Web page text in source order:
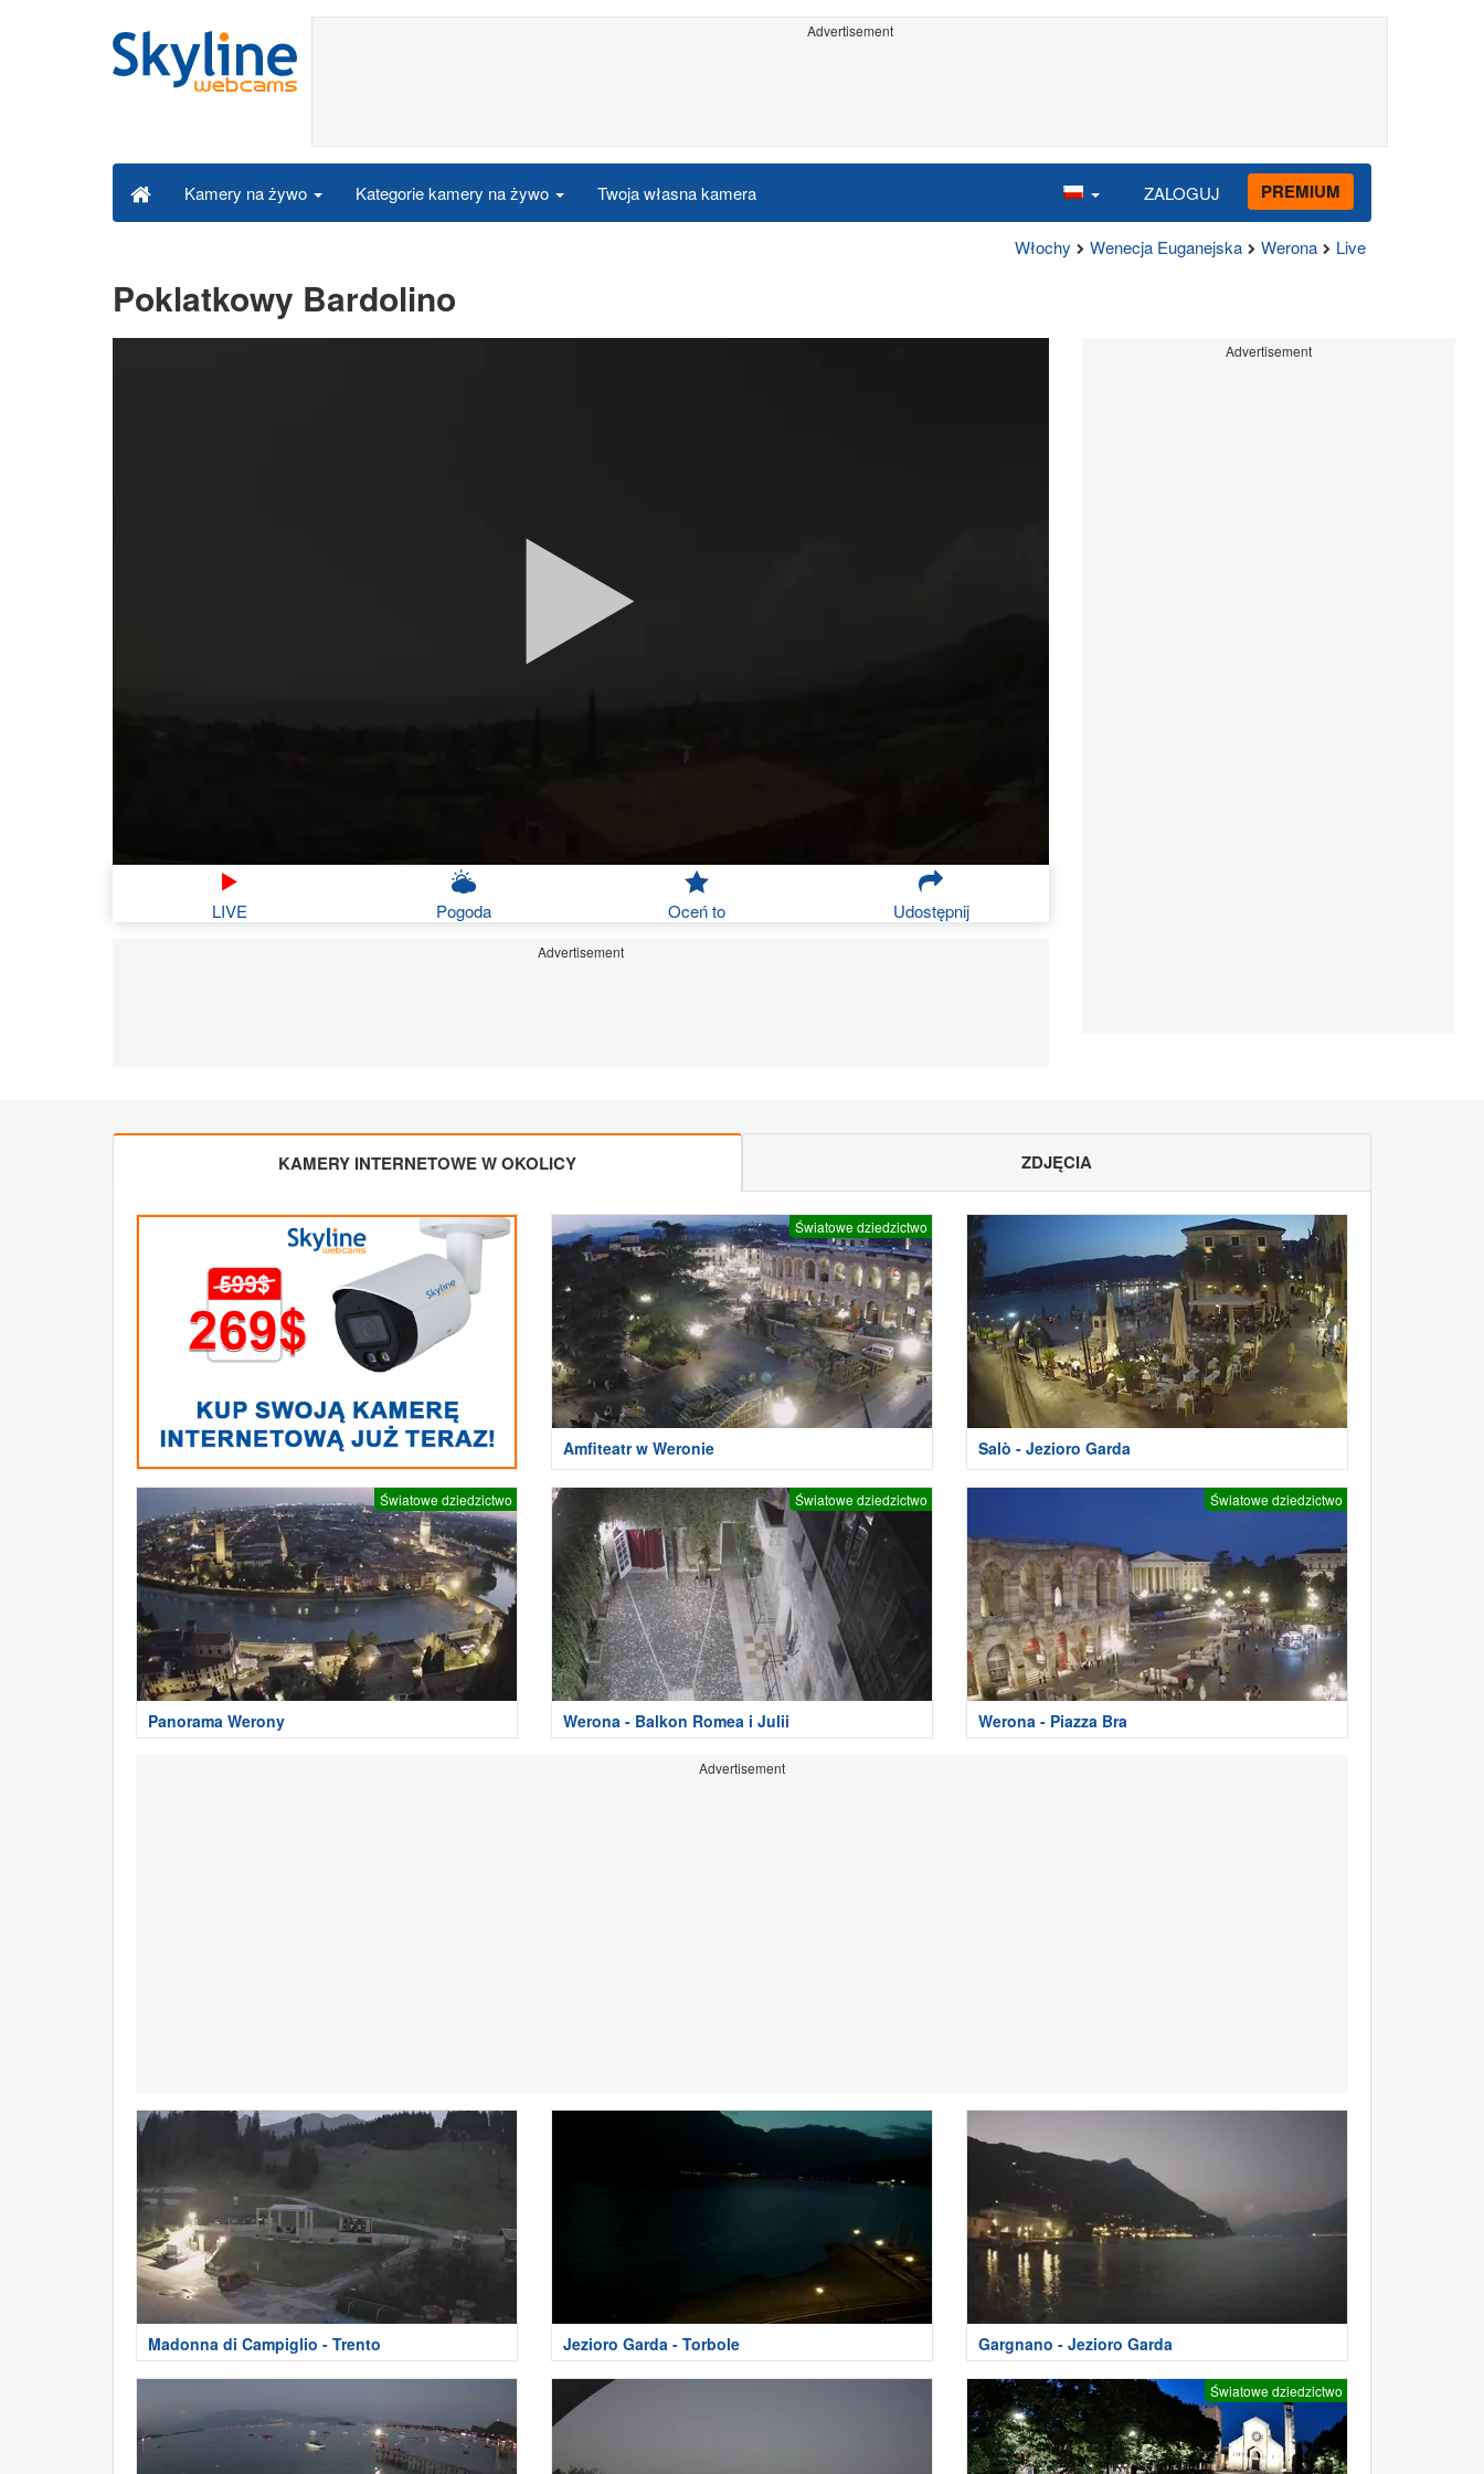
Advertisement
Kamery na żywo Kategorie kamery na żywo Twoja własna kamera ZALOGUJ PREMIUM
Włochy Wenecja Euganejska Werona Live
Poklatkowy Bardolino
LIVE Pogoda Oceń to Udostępnij
Advertisement
Advertisement
KAMERY INTERNETOWE W OKOLICY ZDJĘCIA
Światowe dziedzictwo
Amfiteatr w Weronie Salò - Jezioro Garda
Światowe dziedzictwo
Panorama Werony
Światowe dziedzictwo
Werona - Balkon Romea i Julii
Światowe dziedzictwo
Werona - Piazza Bra
Advertisement
Madonna di Campiglio - Trento Jezioro Garda - Torbole Gargnano - Jezioro Garda
Światowe dziedzictwo